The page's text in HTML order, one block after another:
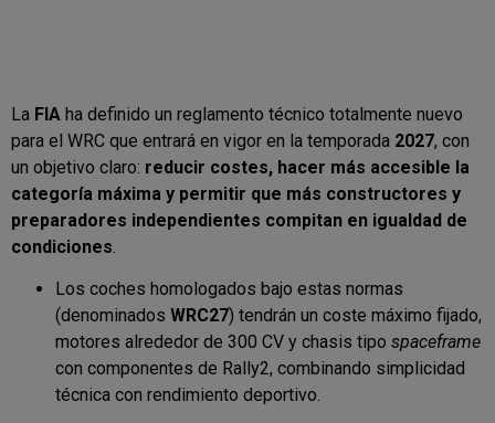
La FIA ha definido un reglamento técnico totalmente nuevo
para el WRC que entrará en vigor en la temporada 2027, con
un objetivo claro: reducir costes, hacer más accesible la
categoría máxima y permitir que más constructores y
preparadores independientes compitan en igualdad de
condiciones.
Los coches homologados bajo estas normas
(denominados WRC27) tendrán un coste máximo fijado,
motores alrededor de 300 CV y chasis tipo spaceframe
con componentes de Rally2, combinando simplicidad
técnica con rendimiento deportivo.